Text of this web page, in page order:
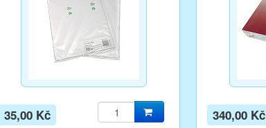
35,00 Kč 340,00 Kč